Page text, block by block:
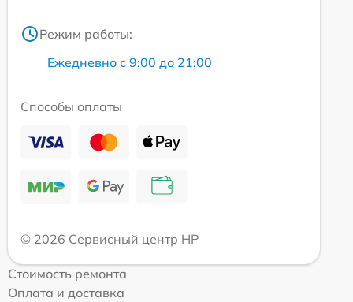
Режим работы:
Ежедневно с 9:00 до 21:00
Способы оплаты
© 2026 Сервисный центр HP
Стоимость ремонта
Оплата и доставка